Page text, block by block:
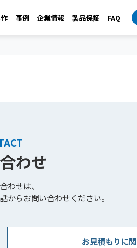
事例 企業情報 製品保証 FAQ
わせ
わせは、
からお問い合わせください。
お見積もりに